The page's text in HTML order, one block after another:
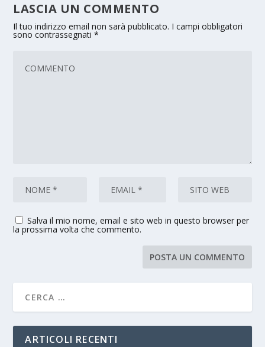
LASCIA UN COMMENTO
Il tuo indirizzo email non sarà pubblicato. I campi obbligatori
sono contrassegnati*
Salva il mio nome, email e sito web in questo browser per
la prossima volta che commento.
ARTICOLI RECENTI